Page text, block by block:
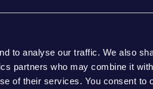
to analyse our traffic. We also
partners who may combine it with
of their services. You consent to